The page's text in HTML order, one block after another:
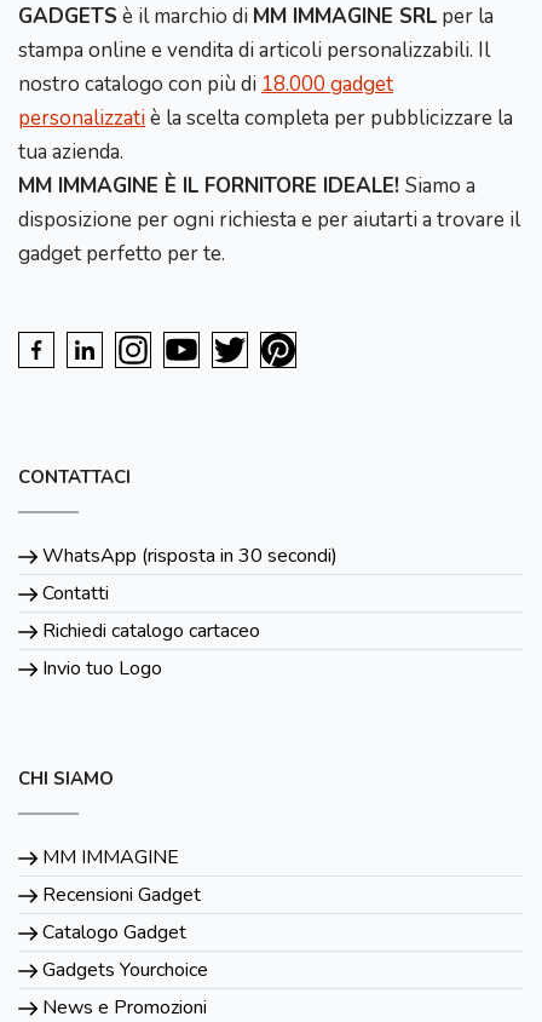
GADGETS è il marchio di MM IMMAGINE SRL per la
stampa online e vendita di articoli personalizzabili. Il
nostro catalogo con più di 18.000 gadget
personalizzatiè la scelta completa per pubblicizzare la
tua azienda.
MM IMMAGINE È IL FORNITORE IDEALE! Siamo a
disposizione per ogni richiesta e per aiutarti a trovare il
gadget perfetto per te.
CONTATTACI
WhatsApp (risposta in 30 secondi)
Contatti
Richiedi catalogo cartaceo
Invio tuo Logo
CHI SIAMO
MM IMMAGINE
Recensioni Gadget
Catalogo Gadget
Gadgets Yourchoice
News e Promozioni